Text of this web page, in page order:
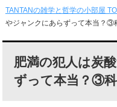
TANTANの雑学と哲学の小部屋
やジャンクにあらずって本当？③
肥満の犯人は炭
ずって本当？③